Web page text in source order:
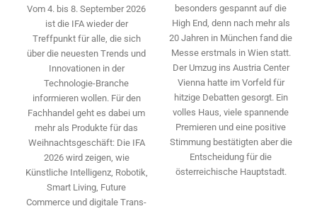
Vom 4. bis 8. September 2026
ist die IFA wieder der
Treffpunkt für alle, die sich
über die neuesten Trends und
Innovationen in der
Technologie-­Branche
informieren wollen. Für den
Fachhandel geht es dabei um
mehr als Produkte für das
Weihnachtsgeschäft: Die IFA
2026 wird ­zeigen, wie
Künstliche Intelligenz, Robotik,
Smart Living, Future
Commerce und digitale Trans­
besonders gespannt auf die
High End, denn nach mehr als
20 Jahren in München fand die
Messe erstmals in Wien statt.
Der Umzug ins Austria Center
Vienna hatte im Vorfeld für
hitzige Debatten gesorgt. Ein
volles Haus, viele spannende
Premieren und eine positive
Stimmung bestätigten aber die
Entscheidung für die
österreichische Hauptstadt.